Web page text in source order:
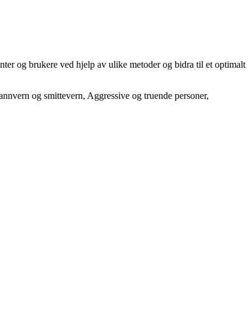
og brukere ved hjelp av ulike metoder og bidra til et optimalt
og smittevern, Aggressive og truende personer,